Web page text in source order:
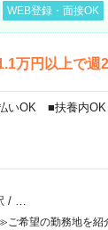
WEB登録・面接OK
円以上で週2
いOK ■扶養内
/
希望の勤務地を紹